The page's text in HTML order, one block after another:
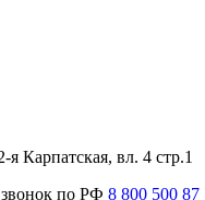
я Карпатская, вл. 4 стр.1
по РФ 8 800 500 87